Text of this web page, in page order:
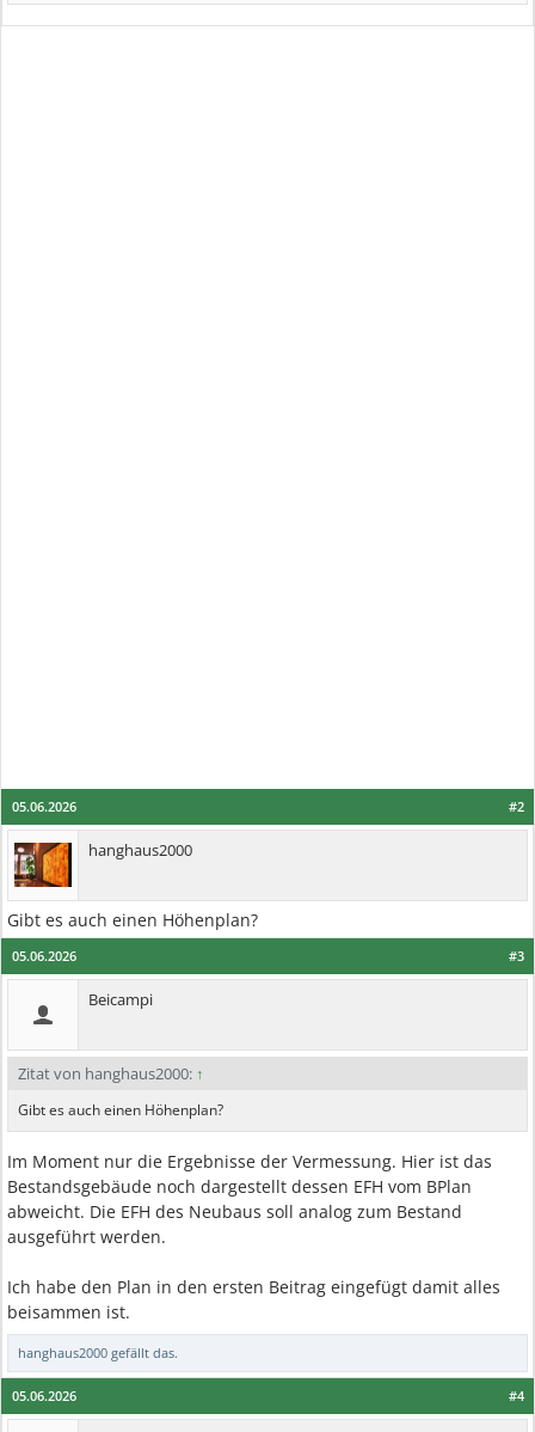
#2
05.06.2026
hanghaus2000
Gibt es auch einen Höhenplan?
#3
05.06.2026
Beicampi
Zitat von hanghaus2000: ↑
Gibt es auch einen Höhenplan?
Im Moment nur die Ergebnisse der Vermessung. Hier ist das
Bestandsgebäude noch dargestellt dessen EFH vom BPlan
abweicht. Die EFH des Neubaus soll analog zum Bestand
ausgeführt werden.
Ich habe den Plan in den ersten Beitrag eingefügt damit alles
beisammen ist.
hanghaus2000 gefällt das.
#4
05.06.2026